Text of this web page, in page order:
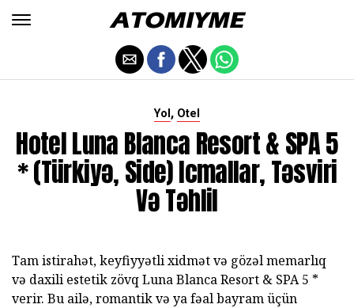
Yol , Otel
Hotel Luna Blanca Resort & SPA 5
* (Türkiyə, Side) Icmallar, Təsviri
Və Təhlil
Tam istirahət, keyfiyyətli xidmət və gözəl memarlıq
və daxili estetik zövqLuna Blanca Resort & SPA 5 *
verir. Bu ailə, romantik və ya fəal bayram üçün